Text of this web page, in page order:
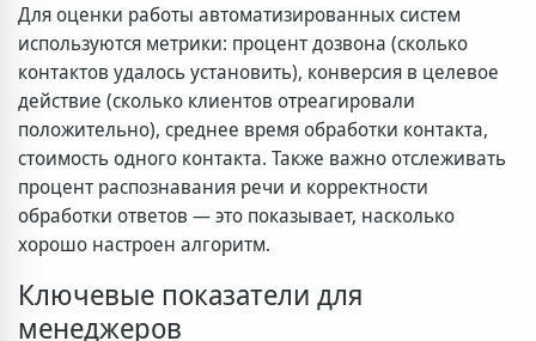
Для оценки работы автоматизированных систем
используются метрики: процент дозвона (сколько
контактов удалось установить), конверсия в целевое
действие (сколько клиентов отреагировали
положительно), среднее время обработки контакта,
стоимость одного контакта. Также важно отслеживать
процент распознавания речи и корректности
обработки ответов — это показывает, насколько
хорошо настроен алгоритм.
Ключевые показатели для
менеджеров